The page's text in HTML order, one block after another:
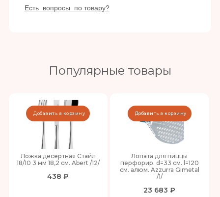
Есть вопросы по товару?
Популярные товары
Ложка десертная Стайл
18/10 3 мм 18,2 см. Abert /12/
438 ₽
Добавить в корзину
Лопата для пиццы
перфорир. d=33 см. l=120
см. алюм. Azzurra Gimetal
/1/
23 683 ₽
Добавить в корзину